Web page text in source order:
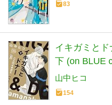
83
イキガミと
下 (on BLUE
山中ヒコ
154